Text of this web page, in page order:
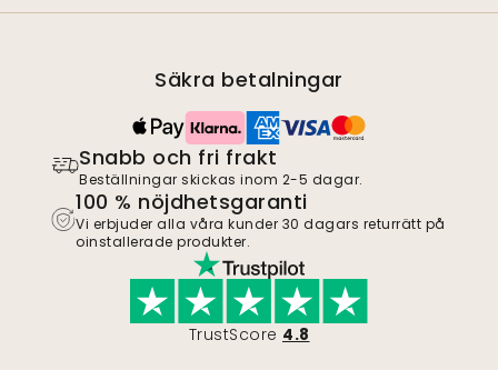
Säkra betalningar
Snabb och fri frakt
Beställningar skickas inom 2-5 dagar.
100 % nöjdhetsgaranti
Vi erbjuder alla våra kunder 30 dagars returrätt på
oinstallerade produkter.
TrustScore 4.8